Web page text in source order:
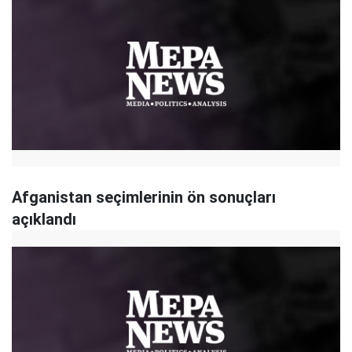
Afganistan seçimlerinin ön sonuçları
açıklandı